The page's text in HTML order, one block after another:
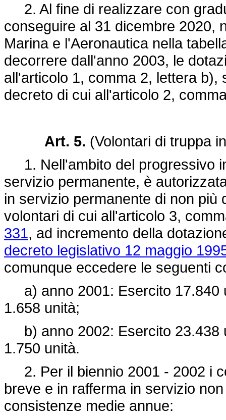
2. Al fine di realizzare con
conseguire al 31 dicembre 2020,
Marina e l'Aeronautica nella
decorrere dall'anno 2003, le
all'articolo 1, comma 2, lettera
decreto di cui all'articolo 2,
Art. 5. (Volontari di truppa
1. Nell'ambito del progressivo
servizio permanente, è
in servizio permanente di non
volontari di cui all'articolo 3,
331, ad incremento della
decreto legislativo 12 maggio
comunque eccedere le seguenti
a) anno 2001: Esercito 17.840
1.658 unità;
b) anno 2002: Esercito 23.438
1.750 unità.
2. Per il biennio 2001 - 2002 i
breve e in rafferma in servizio
consistenze medie annue: